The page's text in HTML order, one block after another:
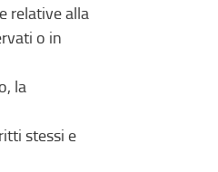
relative alla
o in
la
stessi e